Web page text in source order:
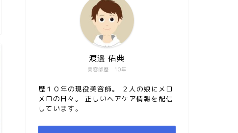
美容師歴 10年
渡邉 佑典
歴１０年の現役美容師。 ２人の娘にメロ
メロの日々。 正しいヘアケア情報を配信
しています。